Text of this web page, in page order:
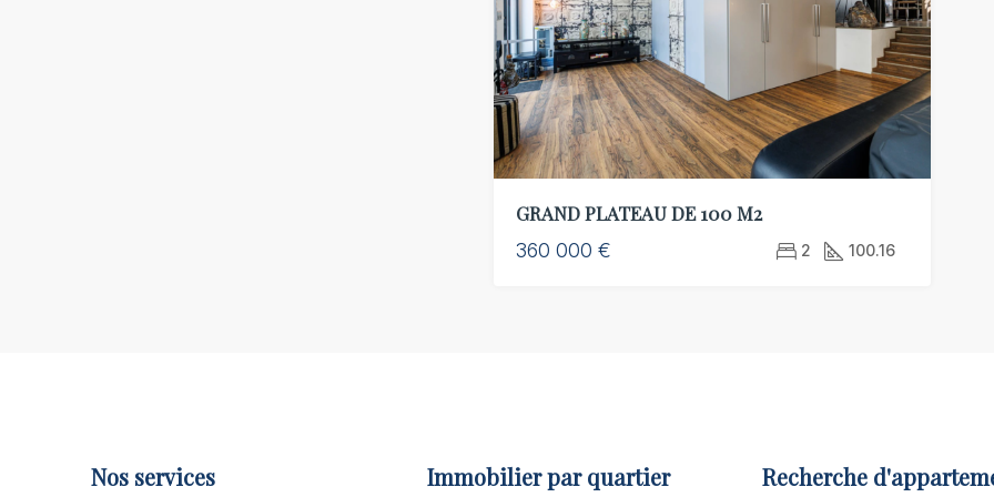
GRAND PLATEAU DE 100 M2
360 000 € 2 100.16
Nos services Immobilier par quartier Recherche